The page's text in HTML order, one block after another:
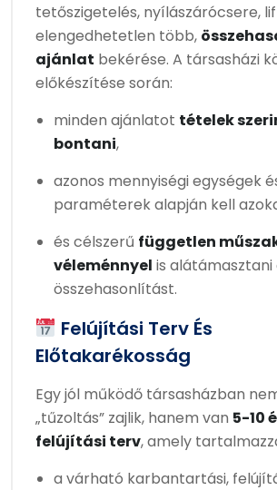
tetőszigetelés, nyílászárócsere,
elengedhetetlen több,
ajánlat bekérése. A társasházi
előkészítése során:
minden ajánlatot tételek
bontani,
azonos mennyiségi egységek
paraméterek alapján kell
és célszerű független
véleménnyel is alátámasztani
összehasonlítást.
Felújítási Terv És
Előtakarékosság
Egy jól működő társasházban
„tűzoltás” zajlik, hanem van 5-10
felújítási terv, amely
a várható karbantartási,